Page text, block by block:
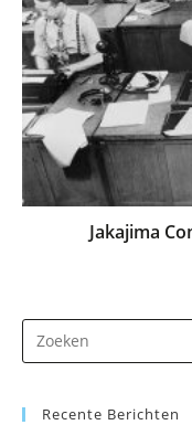
Jakajima
Recente Berichten